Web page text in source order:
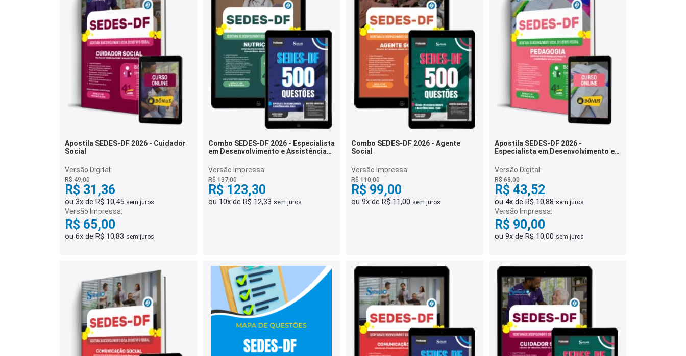
Apostila SEDES-DF 2026 - Cuidador
Social
Versão Digital:
R$ 49,00
R$ 31,36
ou 3x de R$ 10,45 sem juros
Versão Impressa:
R$ 65,00
ou 6x de R$ 10,83 sem juros
Combo SEDES-DF 2026 - Especialista
em Desenvolvimento e Assistência
Versão Impressa:
R$ 137,00
R$ 123,30
ou 10x de R$ 12,33 sem juros
Combo SEDES-DF 2026 - Agente
Social
Versão Impressa:
R$ 110,00
R$ 99,00
ou 9x de R$ 11,00 sem juros
Apostila SEDES-DF 2026 -
Especialista em Desenvolvimento e
Pedagogia
Versão Digital:
R$ 68,00
R$ 43,52
ou 4x de R$ 10,88 sem juros
Versão Impressa:
R$ 90,00
ou 9x de R$ 10,00 sem juros